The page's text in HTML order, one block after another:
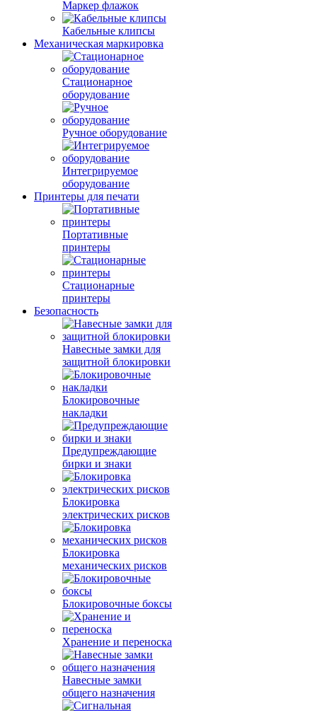
Маркер флажок
Кабельные клипсы
Механическая маркировка
Стационарное
оборудование
Ручное оборудование
Интегрируемое
оборудование
Принтеры для печати
Портативные
принтеры
Стационарные
принтеры
Безопасность
Навесные замки для
защитной блокировки
Блокировочные
накладки
Предупреждающие
бирки и знаки
Блокировка
электрических рисков
Блокировка
механических рисков
Блокировочные боксы
Хранение и переноска
Навесные замки
общего назначения